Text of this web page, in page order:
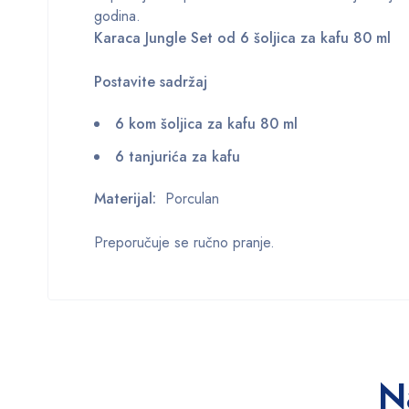
godina.
Karaca Jungle Set od 6 šoljica za kafu 80 ml
Postavite sadržaj
6 kom šoljica za kafu 80 ml
6 tanjurića za kafu
Materijal: Porculan
Preporučuje se ručno pranje.